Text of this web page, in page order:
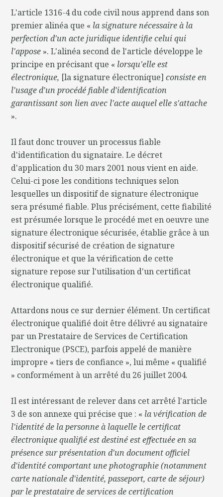
L'article 1316-4 du code civil nous apprend dans son
premier alinéa que « la signature nécessaire à la
perfection d'un acte juridique identifie celui qui
l'appose ». L'alinéa second de l'article développe le
principe en précisant que « lorsqu'elle est
électronique, [la signature électronique] consiste en
l'usage d'un procédé fiable d'identification
garantissant son lien avec l'acte auquel elle s'attache
».
Il faut donc trouver un processus fiable
d'identification du signataire. Le décret
d'application du 30 mars 2001 nous vient en aide.
Celui-ci pose les conditions techniques selon
lesquelles un dispositif de signature électronique
sera présumé fiable. Plus précisément, cette fiabilité
est présumée lorsque le procédé met en oeuvre une
signature électronique sécurisée, établie grâce à un
dispositif sécurisé de création de signature
électronique et que la vérification de cette
signature repose sur l'utilisation d'un certificat
électronique qualifié.
Attardons nous ce sur dernier élément. Un certificat
électronique qualifié doit être délivré au signataire
par un Prestataire de Services de Certification
Electronique (PSCE), parfois appelé de manière
impropre « tiers de confiance », lui même « qualifié
» conformément à un arrêté du 26 juillet 2004.
Il est intéressant de relever dans cet arrêté l'article
3 de son annexe qui précise que : « la vérification de
l'identité de la personne à laquelle le certificat
électronique qualifié est destiné est effectuée en sa
présence sur présentation d'un document officiel
d'identité comportant une photographie (notamment
carte nationale d'identité, passeport, carte de séjour)
par le prestataire de services de certification